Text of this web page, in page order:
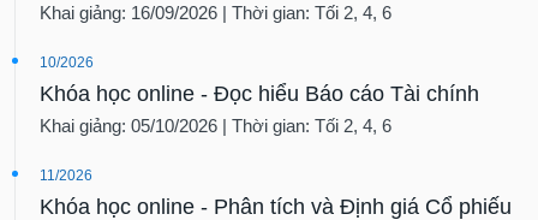
Khai giảng: 16/09/2026 | Thời gian: Tối 2, 4, 6
10/2026
Khóa học online - Đọc hiểu Báo cáo Tài chính
Khai giảng: 05/10/2026 | Thời gian: Tối 2, 4, 6
11/2026
Khóa học online - Phân tích và Định giá Cổ phiếu